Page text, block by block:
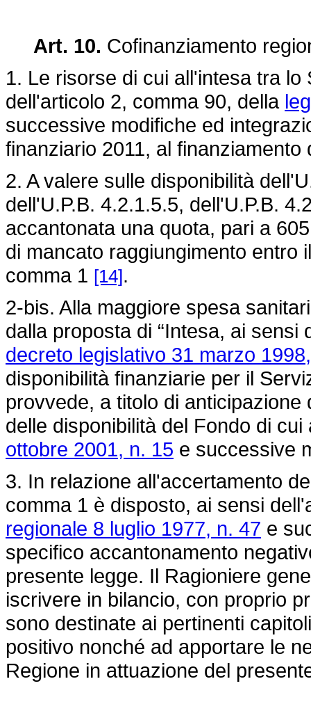
Art. 10. Cofinanziamento
1. Le risorse di cui all'intesa tra
dell'articolo 2, comma 90, della
successive modifiche ed
finanziario 2011, al
2. A valere sulle disponibilità
dell'U.P.B. 4.2.1.5.5, dell'U.P.B.
accantonata una quota, pari a
di mancato raggiungimento entro
comma 1 [14].
2-bis. Alla maggiore spesa
dalla proposta di “Intesa, ai
decreto legislativo 31 marzo
disponibilità finanziarie per il
provvede, a titolo di
delle disponibilità del Fondo di
ottobre 2001, n. 15 e successive
3. In relazione all'accertamento
comma 1 è disposto, ai sensi
regionale 8 luglio 1977, n. 47 e
specifico accantonamento
presente legge. Il Ragioniere
iscrivere in bilancio, con proprio
sono destinate ai pertinenti
positivo nonché ad apportare le
Regione in attuazione del